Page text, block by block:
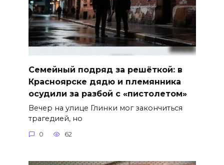
Семейный подряд за решёткой: в
Красноярске дядю и племянника
осудили за разбой с «пистолетом»
Вечер на улице Глинки мог закончиться
трагедией, но
0 62